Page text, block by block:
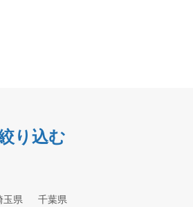
り込む
玉県 千葉県